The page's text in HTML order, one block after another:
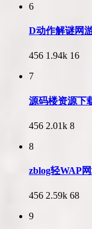
6
D动作解谜网
456 1.94k 16
7
源码楼资源下
456 2.01k 8
8
zblog轻WAP
456 2.59k 68
9